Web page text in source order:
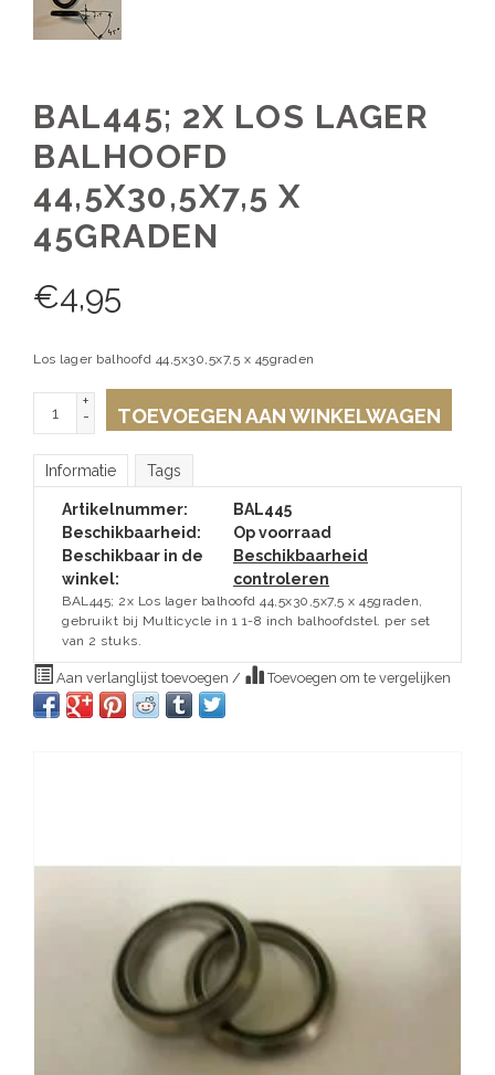
BAL445; 2X LOS LAGER
BALHOOFD
44,5X30,5X7,5 X
45GRADEN
€4,95
Los lager balhoofd 44,5x30,5x7,5 x 45graden
+
-
TOEVOEGEN AAN WINKELWAGEN
Informatie Tags
Artikelnummer:
BAL445
Beschikbaarheid:
Op voorraad
Beschikbaar in de
winkel:
Beschikbaarheid
controleren
BAL445; 2x Los lager balhoofd 44,5x30,5x7,5 x 45graden,
gebruikt bij Multicycle in 1 1-8 inch balhoofdstel. per set
van 2 stuks.
Aan verlanglijst toevoegen / Toevoegen om te vergelijken